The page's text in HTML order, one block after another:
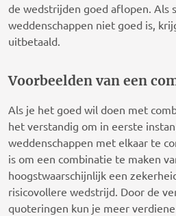
de wedstrijden goed aflopen. Als
weddenschappen niet goed is,
uitbetaald.
Voorbeelden van een
Als je het goed wil doen met
het verstandig om in eerste
weddenschappen met elkaar te
is om een combinatie te maken
hoogstwaarschijnlijk een
risicovollere wedstrijd. Door de
quoteringen kun je meer